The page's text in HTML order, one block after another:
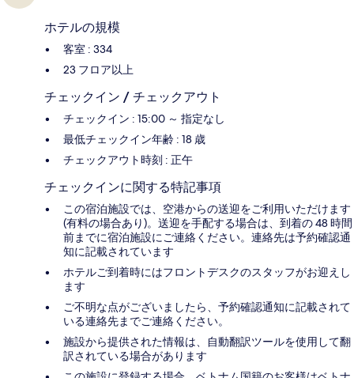
ホテルの規模
客室 : 334
23 フロア以上
チェックイン / チェックアウト
チェックイン : 15:00 ～ 指定なし
最低チェックイン年齢 : 18 歳
チェックアウト時刻 : 正午
チェックインに関する特記事項
この宿泊施設では、空港からの送迎をご利用いただけます
(有料の場合あり)。送迎を手配する場合は、到着の 48 時間
前までに宿泊施設にご連絡ください。連絡先は予約確認通
知に記載されています
ホテルご到着時にはフロントデスクのスタッフがお迎えし
ます
ご不明な点がございましたら、予約確認通知に記載されて
いる連絡先までご連絡ください。
施設から提供された情報は、自動翻訳ツールを使用して翻
訳されている場合があります